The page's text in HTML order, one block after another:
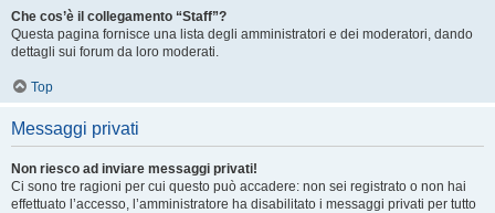
Che cos’è il collegamento “Staff”?
Questa pagina fornisce una lista degli amministratori e dei moderatori, dando
dettagli sui forum da loro moderati.
Top
Messaggi privati
Non riesco ad inviare messaggi privati!
Ci sono tre ragioni per cui questo può accadere: non sei registrato o non hai
effettuato l’accesso, l’amministratore ha disabilitato i messaggi privati per tutto